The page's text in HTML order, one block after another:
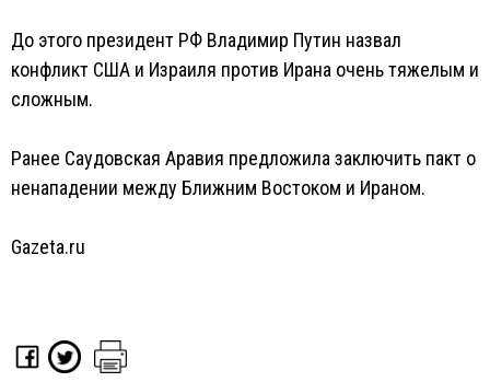
До этого президент РФ Владимир Путин назвал
конфликт США и Израиля против Ирана очень тяжелым и
сложным.
Ранее Саудовская Аравия предложила заключить пакт о
ненападении между Ближним Востоком и Ираном.
Gazeta.ru